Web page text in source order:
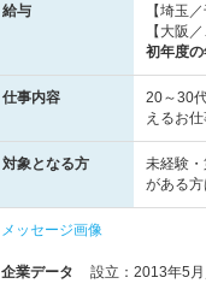
給与
【埼玉
【大阪
初年度の
仕事内容
20～30
えるお
対象となる方
未経験
がある
メッセージ画像
企業データ 設立：2013年5